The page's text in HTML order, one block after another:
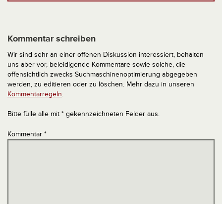
Kommentar schreiben
Wir sind sehr an einer offenen Diskussion interessiert, behalten
uns aber vor, beleidigende Kommentare sowie solche, die
offensichtlich zwecks Suchmaschinenoptimierung abgegeben
werden, zu editieren oder zu löschen. Mehr dazu in unseren
Kommentarregeln.
Bitte fülle alle mit * gekennzeichneten Felder aus.
Kommentar *